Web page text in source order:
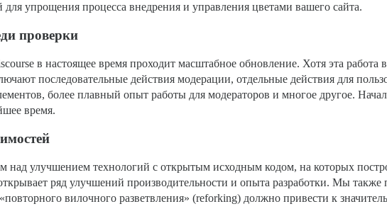
упрощения процесса внедрения и управления цветами вашего сайта.
проверки
в настоящее время проходит масштабное обновление. Хотя эта работа
последовательные действия модерации, отдельные действия для
более плавный опыт работы для модераторов и многое другое.
время.
над улучшением технологий с открытым исходным кодом, на которых
ряд улучшений производительности и опыта разработки. Мы
вилочного разветвления» (reforking) должно привести к